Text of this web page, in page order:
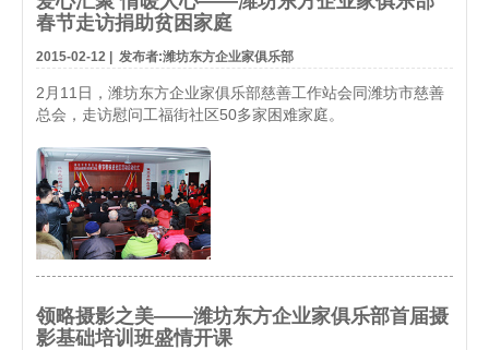
春节走访捐助贫困家庭
2015-02-12 发布者:潍坊东方企业家俱乐部
2月11日，潍坊东方企业家俱乐部慈善工作站会同潍坊市慈善
总会，走访慰问工福街社区50多家困难家庭。
领略摄影之美——潍坊东方企业家俱乐部首届摄
影基础培训班盛情开课